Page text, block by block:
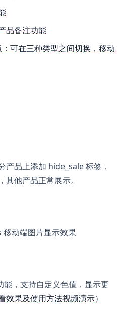
品备注功能
可在三种类型之间切换，移动
产品上添加 hide_sale 标签，
他产品正常展示。
移动端图片显示效果
，支持自定义色值，显示更
效果及使用方法视频演示）